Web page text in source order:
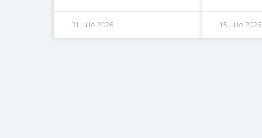
31 julio 2026 15 julio 2026